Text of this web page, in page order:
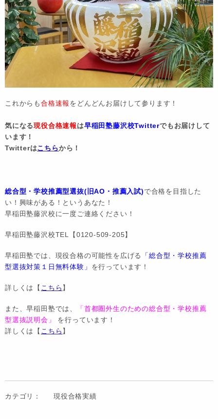
これからも合格速報をどんどんお届けして参ります！
気になる現役合格速報は早稲田塾藤沢校Twitterでもお届けして
います！
Twitterはこちらから！
総合型・学校推薦型選抜(旧AO・推薦入試)で合格を目指した
い！興味がある！というあなた！
早稲田塾藤沢校に一度ご連絡ください！
早稲田塾藤沢校TEL【0120-509-205】
早稲田塾では、現役合格の可能性を広げる
「総合型・学校推薦
型選抜対策１日無料体験」 を行っています！
詳しくは【 こちら 】
また、早稲田塾では、
「首都圏外生のための総合型・学校推薦
型選抜説明会」 を行っています！
詳しくは【 こちら 】
カテゴリ： 現役合格実績